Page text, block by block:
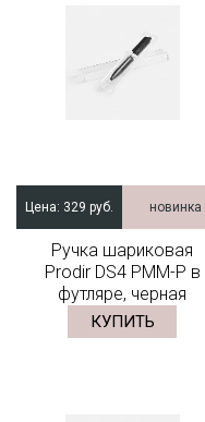
Цена: 329 руб. новинка
Ручка шариковая
Prodir DS4 PMM-P в
футляре, черная
КУПИТЬ